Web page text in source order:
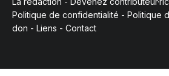
Politique de confidentialité - Politique
don - Liens - Contact